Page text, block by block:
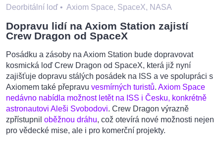
Deorbitální loď • Axiom Space, SpaceX, NASA
Dopravu lidí na Axiom Station zajistí
Crew Dragon od SpaceX
Posádku a zásoby na Axiom Station bude dopravovat
kosmická loď Crew Dragon od SpaceX, která již nyní
zajišťuje dopravu stálých posádek na ISS a ve spolupráci s
Axiomem také přepravu vesmírných turistů. Axiom Space
nedávno nabídla možnost letět na ISS i Česku, konkrétně
astronautovi Aleši Svobodovi. Crew Dragon výrazně
zpřístupnil oběžnou dráhu, což otevírá nové možnosti nejen
pro vědecké mise, ale i pro komerční projekty.